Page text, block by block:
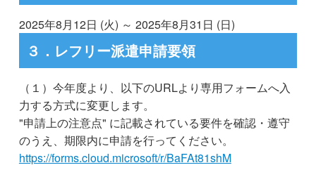
2025年8月12日 (火) ～ 2025年8月31日 (日)
３．レフリー派遣申請要領
（１）今年度より、以下のURLより専用フォームへ入
力する方式に変更します。
"申請上の注意点" に記載されている要件を確認・遵守
のうえ、期限内に申請を行ってください。
https://forms.cloud.microsoft/r/BaFAt81shM